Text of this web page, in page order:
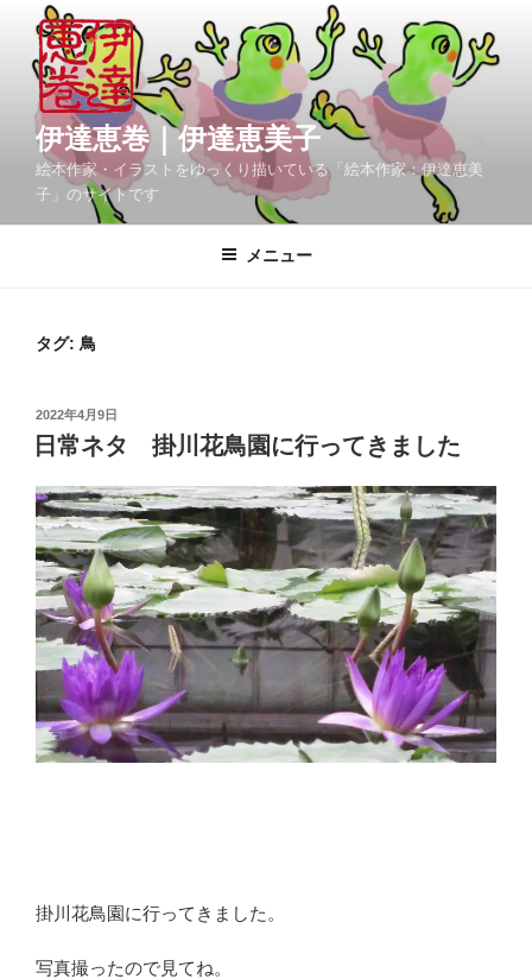
伊達恵巻｜伊達恵美子
絵本作家・イラストをゆっくり描いている「絵本作家：伊達恵美
子」のサイトです
メニュー
タグ: 鳥
投
稿
日:
2022年4月9日
日常ネタ 掛川花鳥園に行ってきました
掛川花鳥園に行ってきました。
写真撮ったので見てね。